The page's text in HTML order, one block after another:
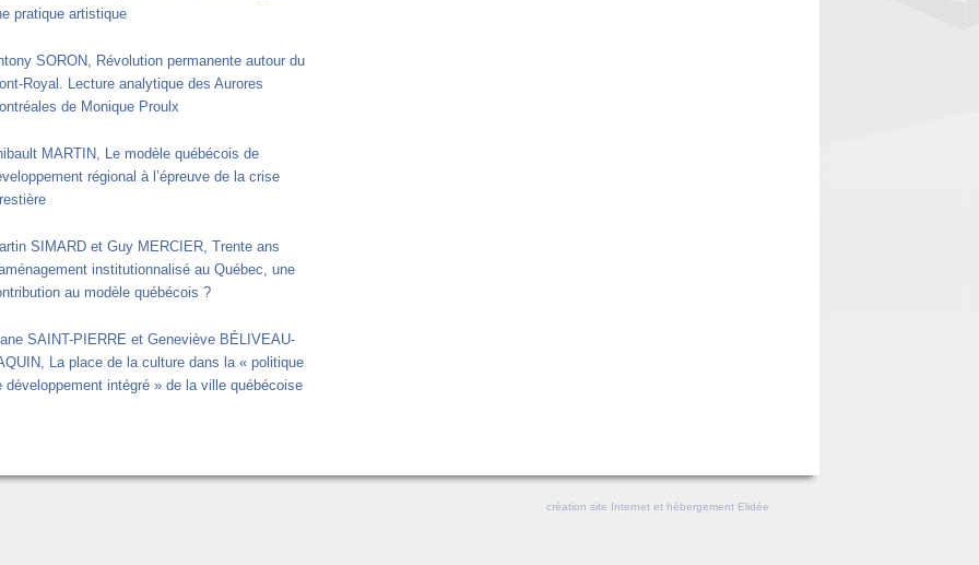
pratique artistique
SORON, Révolution permanente autour du
Royal. Lecture analytique des Aurores
de Monique Proulx
MARTIN, Le modèle québécois de
régional à l’épreuve de la crise
SIMARD et Guy MERCIER, Trente ans
institutionnalisé au Québec, une
au modèle québécois ?
SAINT-PIERRE et Geneviève BÉLIVEAU-
La place de la culture dans la « politique
développement intégré » de la ville québécoise
création site Internet et hébergement Elidée